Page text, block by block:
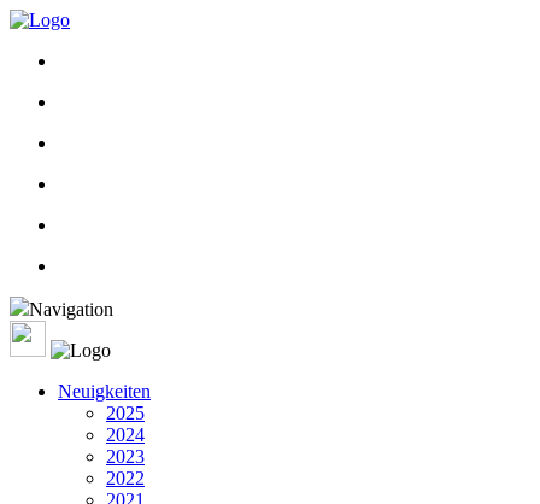
Navigation
Neuigkeiten
2025
2024
2023
2022
2021